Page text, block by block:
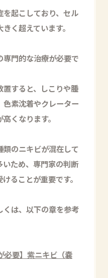
起こしており、セル
く超えています。
門的な治療が必要で
すると、しこりや腫
素沈着やクレーター
くなります。
類のニキビが混在して
ため、専門家の判断
ることが重要です。
は、以下の章を参考
必要】紫ニキビ（嚢